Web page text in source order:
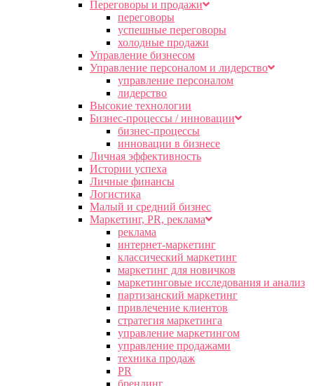
Переговоры и продажи
переговоры
успешные переговоры
холодные продажи
Управление бизнесом
Управление персоналом и лидерство
управление персоналом
лидерство
Высокие технологии
Бизнес-процессы / инновации
бизнес-процессы
инновации в бизнесе
Личная эффективность
Истории успеха
Личные финансы
Логистика
Малый и средний бизнес
Маркетинг, PR, реклама
реклама
интернет-маркетинг
классический маркетинг
маркетинг для новичков
маркетинговые исследования и анализ
партизанский маркетинг
привлечение клиентов
стратегия маркетинга
управление маркетингом
управление продажами
техника продаж
PR
брендинг